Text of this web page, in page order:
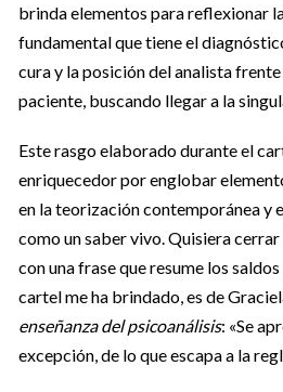
brinda elementos para reflexionar
fundamental que tiene el
cura y la posición del analista frente
paciente, buscando llegar a la
Este rasgo elaborado durante el
enriquecedor por englobar
en la teorización contemporánea y
como un saber vivo. Quisiera
con una frase que resume los
cartel me ha brindado, es de
enseñanza del psicoanálisis: «Se
excepción, de lo que escapa a la